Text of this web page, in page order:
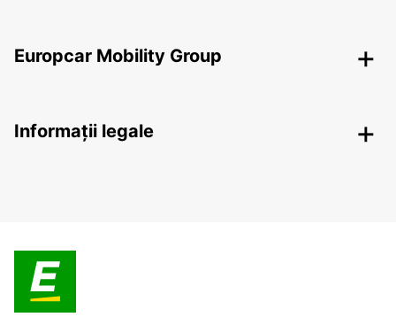
Europcar Mobility Group
Informații legale